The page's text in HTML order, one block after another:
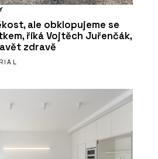
ale obklopujeme se
říká Vojtěch Juřenčák,
zdravě